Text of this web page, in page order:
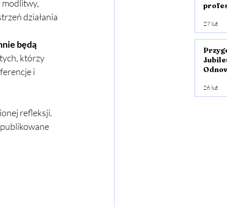
modlitwy,
działania
będą
którzy
i
refleksji.
27 lut
26 lut